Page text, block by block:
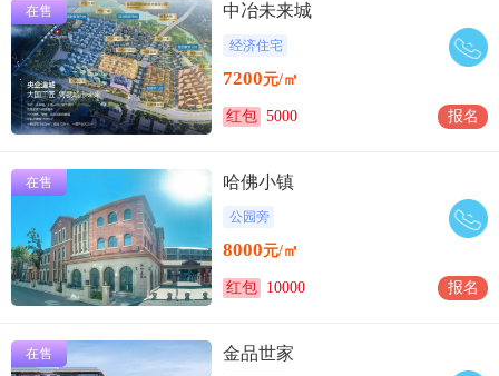
在售 中冶未来城
经济住宅
7200元/㎡
红包 5000 报名
在售 哈佛小镇
公园旁
8000元/㎡
红包 10000 报名
在售 金品世家